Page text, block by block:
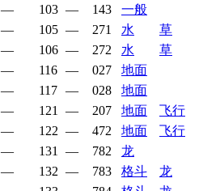
— 103 — 143
一般
— 105 — 271 水
草
— 106 — 272 水
草
— 116 — 027
地面
— 117 — 028
地面
— 121 — 207 地面
飞行
— 122 — 472 地面
飞行
— 131 — 782
龙
— 132 — 783 格斗
龙